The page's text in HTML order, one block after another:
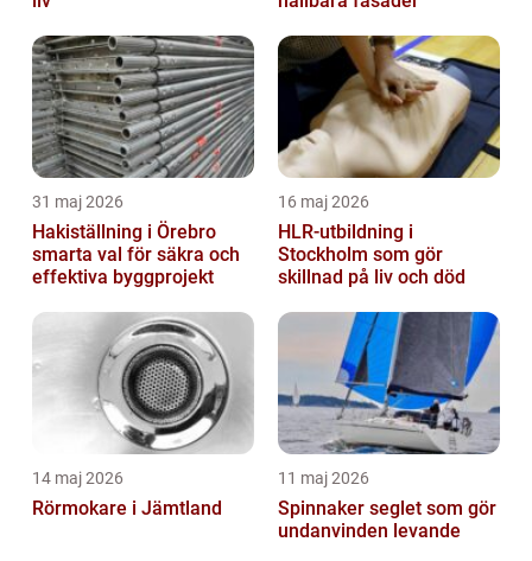
31 maj 2026
Hakiställning i Örebro
smarta val för säkra och
effektiva byggprojekt
16 maj 2026
HLR-utbildning i
Stockholm som gör
skillnad på liv och död
14 maj 2026
Rörmokare i Jämtland
11 maj 2026
Spinnaker seglet som gör
undanvinden levande